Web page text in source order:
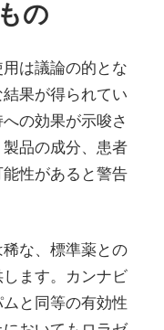
の
は議論の的とな
果が得られてい
の効果が示唆さ
品の成分、患者
性があると警告
な、標準薬との
ます。カンナビ
と同等の有効性